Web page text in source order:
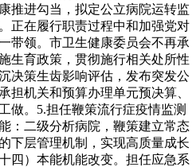
推进勾当，拟定公立病院运转监
正在履行职责过程中和加强党对
带领。市卫生健康委员会不再承
生育政策，贯彻施行相关处所性
决策生齿影响评估，发布突发公
担机关和预算办理单元预决算、
做。5.担任鞭策流行症疫情监测
：二级分析病院，鞭策建立常态
下层管理机制，实现高质量成长
四）本能机能改变。担任应急系